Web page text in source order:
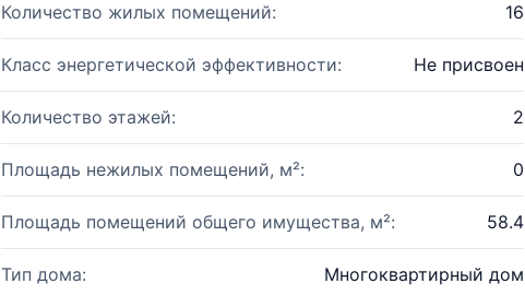
Количество жилых помещений: 16
Класс энергетической эффективности: Не присвоен
Количество этажей: 2
Площадь нежилых помещений, м²: 0
Площадь помещений общего имущества, м²: 58.4
Тип дома: Многоквартирный дом